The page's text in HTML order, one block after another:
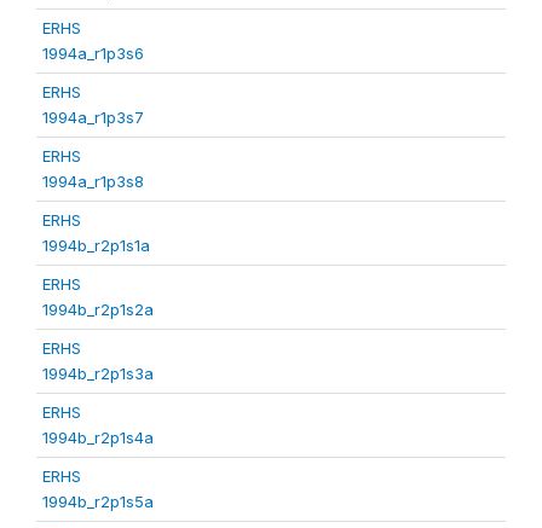
ERHS
1994a_r1p3s6
ERHS
1994a_r1p3s7
ERHS
1994a_r1p3s8
ERHS
1994b_r2p1s1a
ERHS
1994b_r2p1s2a
ERHS
1994b_r2p1s3a
ERHS
1994b_r2p1s4a
ERHS
1994b_r2p1s5a